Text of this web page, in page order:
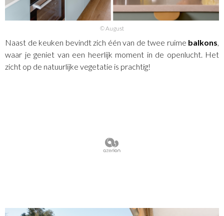
© August
Naast de keuken bevindt zich één van de twee ruime balkons
waar je geniet van een heerlijk moment in de openlucht. Het
zicht op de natuurlijke vegetatie is prachtig!